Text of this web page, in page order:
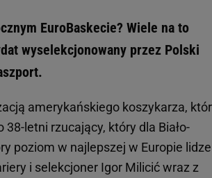
EuroBaskecie? Wiele na to
wyselekcjonowany przez Polski
amerykańskiego koszykarza,
letni rzucający, który dla Biało-
poziom w najlepszej w Europie lidze
i selekcjoner Igor Milicić wraz z